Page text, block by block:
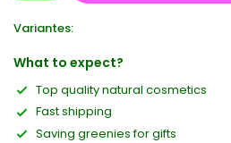
Variantes:
What to expect?
Top quality natural cosmetics
Fast shipping
Saving greenies for gifts